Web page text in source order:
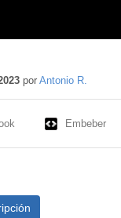
por Antonio R.
Embeber